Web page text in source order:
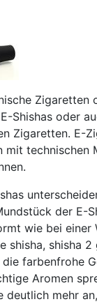
Zigaretten
Shishas oder
Zigaretten. E-
mit technischen
der E-
wie bei einer
shisha, shisha
farbenfrohe
Aromen
deutlich mehr